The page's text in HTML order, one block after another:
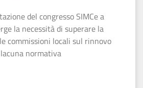
del congresso SIMCe a
la necessità di superare la
commissioni locali sul rinnovo
normativa